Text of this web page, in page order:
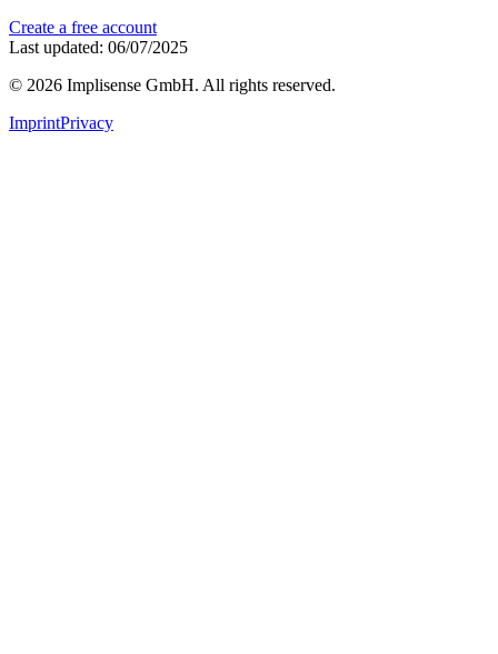
Create a free account
Last updated: 06/07/2025
© 2026 Implisense GmbH. All rights reserved.
ImprintPrivacy